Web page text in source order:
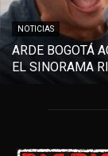
NOTICIAS
ARDE BOGOTÁ
EL SINORAMA